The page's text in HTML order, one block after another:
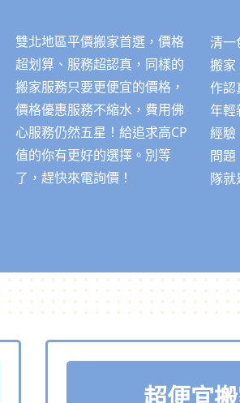
雙北地區平價搬家首選，價格
超划算、服務超認真，同樣的
搬家服務只要更便宜的價格，
價格優惠服務不縮水，費用佛
心服務仍然五星！給追求高CP
值的你有更好的選擇。別等
了，趕快來電詢價！
清一
搬家
作認
年輕
經驗
問題
隊就